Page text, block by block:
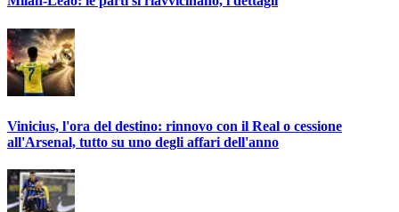
Vinicius, l'ora del destino: rinnovo con il Real o cessione
all'Arsenal, tutto su uno degli affari dell'anno